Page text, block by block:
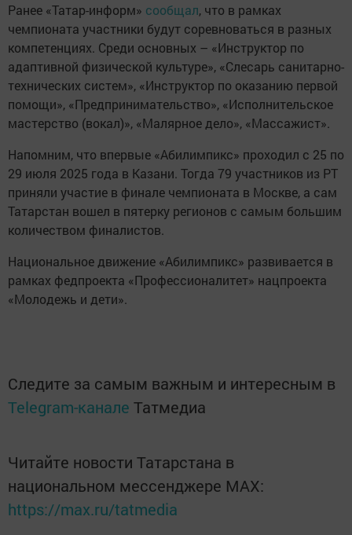
Ранее «Татар-информ» сообщал, что в рамках
чемпионата участники будут соревноваться в разных
компетенциях. Среди основных – «Инструктор по
адаптивной физической культуре», «Слесарь санитарно-
технических систем», «Инструктор по оказанию первой
помощи», «Предпринимательство», «Исполнительское
мастерство (вокал)», «Малярное дело», «Массажист».
Напомним, что впервые «Абилимпикс» проходил с 25 по
29 июля 2025 года в Казани. Тогда 79 участников из РТ
приняли участие в финале чемпионата в Москве, а сам
Татарстан вошел в пятерку регионов с самым большим
количеством финалистов.
Национальное движение «Абилимпикс» развивается в
рамках федпроекта «Профессионалитет» нацпроекта
«Молодежь и дети».
Следите за самым важным и интересным в
Telegram-канале Татмедиа
Читайте новости Татарстана в
национальном мессенджере MАХ:
https://max.ru/tatmedia